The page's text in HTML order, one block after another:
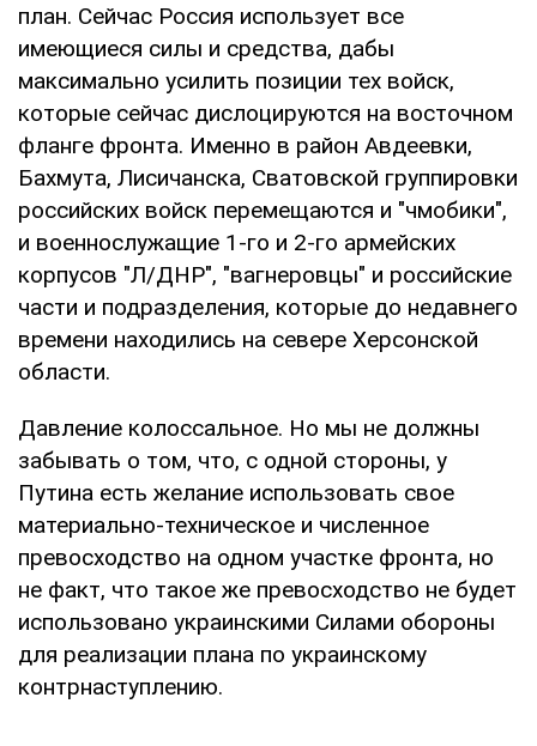
план. Сейчас Россия использует все
имеющиеся силы и средства, дабы
максимально усилить позиции тех войск,
которые сейчас дислоцируются на восточном
фланге фронта. Именно в район Авдеевки,
Бахмута, Лисичанска, Сватовской группировки
российских войск перемещаются и "чмобики",
и военнослужащие 1-го и 2-го армейских
корпусов "Л/ДНР", "вагнеровцы" и российские
части и подразделения, которые до недавнего
времени находились на севере Херсонской
области.
Давление колоссальное. Но мы не должны
забывать о том, что, с одной стороны, у
Путина есть желание использовать свое
материально-техническое и численное
превосходство на одном участке фронта, но
не факт, что такое же превосходство не будет
использовано украинскими Силами обороны
для реализации плана по украинскому
контрнаступлению.